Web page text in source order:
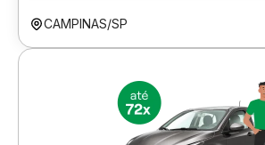
CAMPINAS/SP